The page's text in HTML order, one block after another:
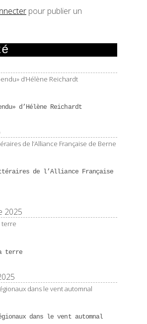
pour publier un
d’Hélène Reichardt
de l’Alliance Française
2025
terre
dans le vent automnal